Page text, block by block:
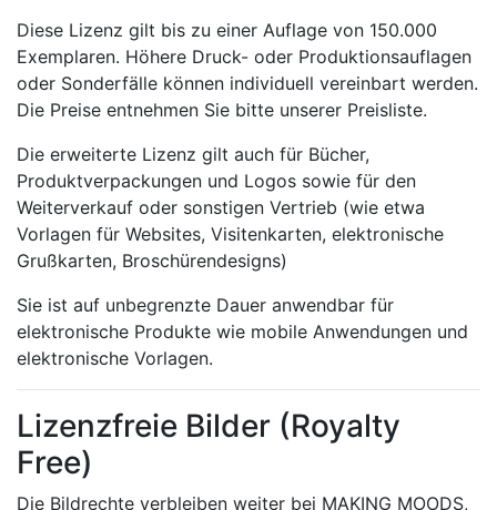
Diese Lizenz gilt bis zu einer Auflage von 150.000
Exemplaren. Höhere Druck- oder Produktionsauflagen
oder Sonderfälle können individuell vereinbart werden.
Die Preise entnehmen Sie bitte unserer Preisliste.
Die erweiterte Lizenz gilt auch für Bücher,
Produktverpackungen und Logos sowie für den
Weiterverkauf oder sonstigen Vertrieb (wie etwa
Vorlagen für Websites, Visitenkarten, elektronische
Grußkarten, Broschürendesigns)
Sie ist auf unbegrenzte Dauer anwendbar für
elektronische Produkte wie mobile Anwendungen und
elektronische Vorlagen.
Lizenzfreie Bilder (Royalty
Free)
Die Bildrechte verbleiben weiter bei MAKING MOODS,